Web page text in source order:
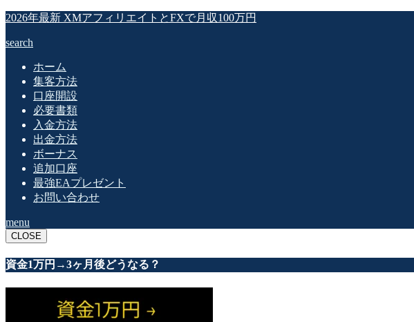
2026年最新 XMアフィリエイトとFXで月収100万円
search
ホーム
集客方法
口座開設
必要書類
入金方法
出金方法
ボーナス
追加口座
最強EAプレゼント
お問い合わせ
menu
CLOSE
資金1万円→3ヶ月後どうなる？